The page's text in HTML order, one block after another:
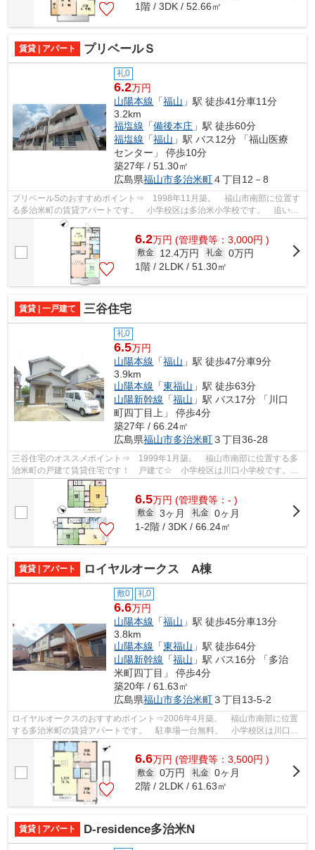
1階 / 3DK / 52.66㎡
賃貸 | アパート プリベールＳ
礼0
6.2万円
山陽本線 「福山 」駅 徒歩41分車11分
3.2km
福塩線 「備後本庄 」駅 徒歩60分
福塩線 「福山 」駅 バス12分 「福山医療
センター」 停歩10分
築27年 / 51.30㎡
広島県福山市多治米町４丁目12－8
プリベールSのおすすめポイント⇒ 1998年11月築。 福山市南部に位置す
る多治米町の賃貸アパートです。 小学校区は多治米小学校です。 追い焚
き機能付き★ 徒歩4分の所にコンビニエ...
6.2万円 (管理費等：3,000円 )
敷金 12.4万円 礼金 0万円
1階 / 2LDK / 51.30㎡
賃貸 | 一戸建て 三谷住宅
礼0
6.5万円
山陽本線 「福山 」駅 徒歩47分車9分
3.9km
山陽本線 「東福山 」駅 徒歩63分
山陽新幹線 「福山 」駅 バス17分 「川口
町四丁目上」 停歩4分
築27年 / 66.24㎡
広島県福山市多治米町３丁目36-28
三谷住宅のオススメポイント⇒ 1999年1月築。 福山市南部に位置する多
治米町の戸建て賃貸住宅です！ 戸建て☆ 小学校区は川口小学校です。
スーパーへは徒歩約6分なので、毎日のお...
6.5万円 (管理費等：- )
敷金 3ヶ月 礼金 0ヶ月
1-2階 / 3DK / 66.24㎡
賃貸 | アパート ロイヤルオークス A棟
敷0 礼0
6.6万円
山陽本線 「福山 」駅 徒歩45分車13分
3.8km
山陽本線 「東福山 」駅 徒歩64分
山陽新幹線 「福山 」駅 バス16分 「多治
米町四丁目」 停歩4分
築20年 / 61.63㎡
広島県福山市多治米町３丁目13-5-2
ロイヤルオークスのおすすめポイント⇒2006年4月築。 福山市南部に位置
する多治米町の賃貸アパートです。 駐車場一台無料。 小学校区は川口小
学校です！ 徒歩約3分のところにはディ...
6.6万円 (管理費等：3,500円 )
敷金 0万円 礼金 0ヶ月
2階 / 2LDK / 61.63㎡
賃貸 | アパート D-residence多治米N